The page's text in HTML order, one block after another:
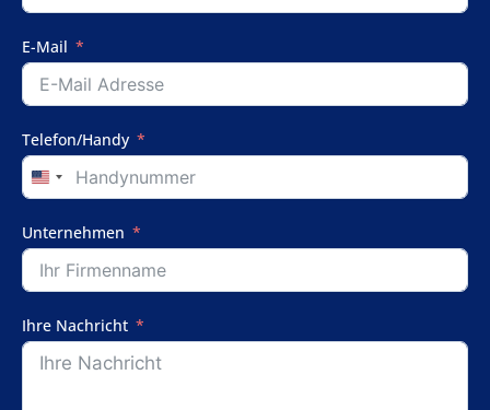
E-Mail
Telefon/Handy
United
States
+1
Unternehmen
Ihre Nachricht